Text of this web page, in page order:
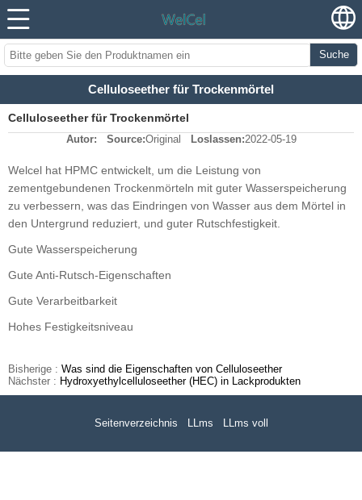
Suche
Celluloseether für Trockenmörtel
Celluloseether für Trockenmörtel
Autor: Source:Original Loslassen:2022-05-19
Welcel hat HPMC entwickelt, um die Leistung von
zementgebundenen Trockenmörteln mit guter Wasserspeicherung
zu verbessern, was das Eindringen von Wasser aus dem Mörtel in
den Untergrund reduziert, und guter Rutschfestigkeit.
Gute Wasserspeicherung
Gute Anti-Rutsch-Eigenschaften
Gute Verarbeitbarkeit
Hohes Festigkeitsniveau
Bisherige : Was sind die Eigenschaften von Celluloseether
Nächster : Hydroxyethylcelluloseether (HEC) in Lackprodukten
Seitenverzeichnis LLms LLms voll